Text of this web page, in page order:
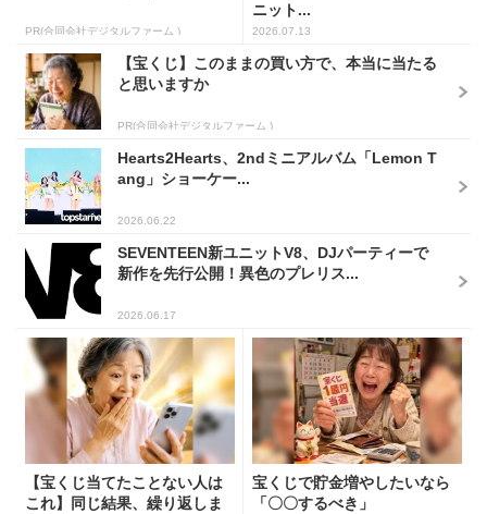
PR(合同会社デジタルファーム )
ニット...
2026.07.13
【宝くじ】このままの買い方で、本当に当たる
と思いますか
PR(合同会社デジタルファーム )
Hearts2Hearts、2ndミニアルバム「Lemon T
ang」ショーケー...
2026.06.22
SEVENTEEN新ユニットV8、DJパーティーで
新作を先行公開！異色のプレリス...
2026.06.17
【宝くじ当てたことない人は
これ】同じ結果、繰り返しま
宝くじで貯金増やしたいなら
「〇〇するべき」